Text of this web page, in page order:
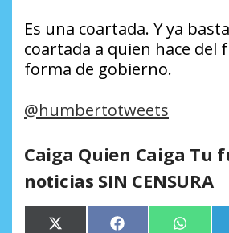
Es una coartada. Y ya
coartada a quien hace del
forma de gobierno.
@humbertotweets
Caiga Quien Caiga Tu
noticias SIN CENSURA
Compartir
X Compartir
Facebook